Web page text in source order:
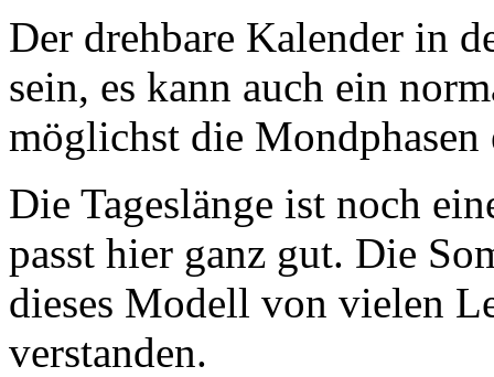
Der drehbare Kalender in
sein, es kann auch ein
möglichst die Mondphasen
Die Tageslänge ist noch
passt hier ganz gut. Die
dieses Modell von vielen
verstanden.